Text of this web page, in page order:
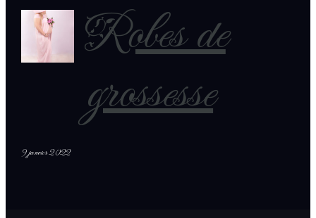
Robes de
grossesse
9 janvier 2022